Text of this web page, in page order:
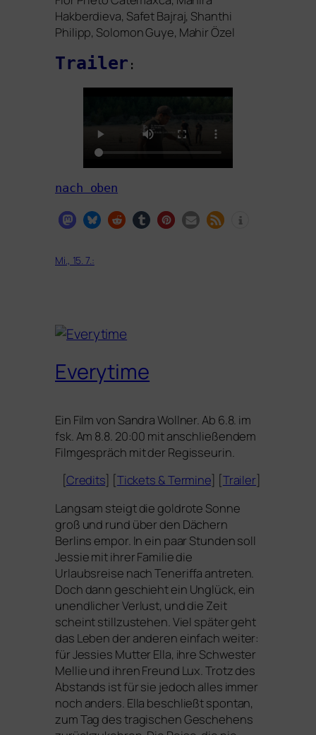
Hakberdieva, Safet Bajraj, Shanthi
Philipp, Solomon Guye, Mahir Özel
Trailer :
nach oben
Mi., 15. 7.:
Everytime
Ein Film von Sandra Wollner. Ab 6.8. im
fsk. Am 8.8. 20:00 mit anschlie­ßen­dem
Filmgespräch mit der Regisseurin.
[Credits] [Tickets &Termine] [Trailer]
Langsam steigt die gold­ro­te Sonne
groß und rund über den Dächern
Berlins empor. In ein paar Stunden soll
Jessie mit ihrer Familie die
Urlaubsreise nach Teneriffa antre­ten.
Doch dann geschieht ein Unglück, ein
unend­li­cher Verlust, und die Zeit
scheint still­zu­ste­hen. Viel spä­ter geht
das Leben der ande­ren ein­fach wei­ter:
für Jessies Mutter Ella, ihre Schwester
Mellie und ihren Freund Lux. Trotz des
Abstands ist für sie jedoch alles immer
noch anders. Ella beschließt spon­tan,
zum Tag des tra­gi­schen Geschehens